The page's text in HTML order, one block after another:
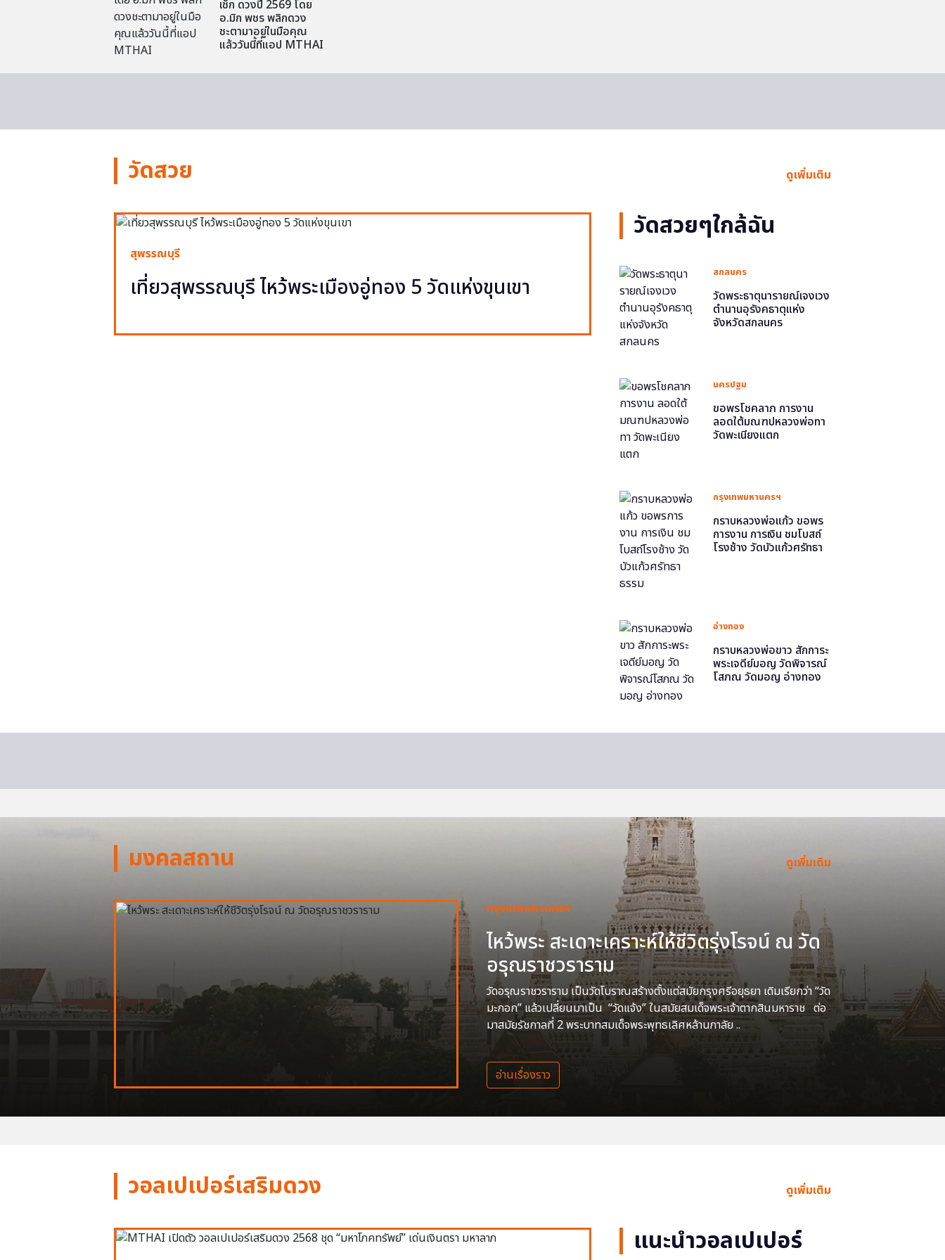
เช็ก ดวงปี 2569 โดย
อ.มิก พชร พลิกดวง
ชะตามาอยู่ในมือคุณ
แล้ววันนี้ที่แอป MTHAI
วัดสวย ดูเพิ่มเติม
สุพรรณบุรี
เที่ยวสุพรรณบุรี ไหว้พระเมืองอู่ทอง 5 วัดแห่งขุนเขา
วัดสวยๆใกล้ฉัน
สกลนคร
วัดพระธาตุนารายณ์เจงเวง
ตำนานอุรังคธาตุแห่ง
จังหวัดสกลนคร
นครปฐม
ขอพรโชคลาภ การงาน
ลอดใต้มณฑปหลวงพ่อทา
วัดพะเนียงแตก
กรุงเทพมหานครฯ
กราบหลวงพ่อแก้ว ขอพร
การงาน การเงิน ชมโบสถ์
โรงช้าง วัดบัวแก้วศรัทธา
อ่างทอง
กราบหลวงพ่อขาว สักการะ
พระเจดีย์มอญ วัดพิจารณ์
โสภณ วัดมอญ อ่างทอง
มงคลสถาน ดูเพิ่มเติม
กรุงเทพมหานครฯ
ไหว้พระ สะเดาะเคราะห์ให้ชีวิตรุ่งโรจน์ ณ วัด
อรุณราชวราราม
วัดอรุณราชวราราม เป็นวัดโบราณสร้างตั้งแต่สมัยกรุงศรีอยุธยา เดิมเรียกว่า “วัด
มะกอก” แล้วเปลี่ยนมาเป็น “วัดแจ้ง” ในสมัยสมเด็จพระเจ้าตากสินมหาราช ต่อ
มาสมัยรัชกาลที่ 2 พระบาทสมเด็จพระพุทธเลิศหล้านภาลัย ..
อ่านเรื่องราว
วอลเปเปอร์เสริมดวง ดูเพิ่มเติม
แนะนำวอลเปเปอร์